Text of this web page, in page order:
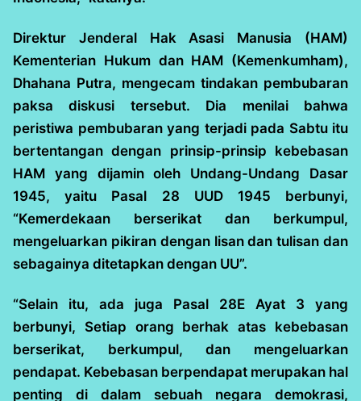
Direktur Jenderal Hak Asasi Manusia (HAM)
Kementerian Hukum dan HAM (Kemenkumham),
Dhahana Putra, mengecam tindakan pembubaran
paksa diskusi tersebut. Dia menilai bahwa
peristiwa pembubaran yang terjadi pada Sabtu itu
bertentangan dengan prinsip-prinsip kebebasan
HAM yang dijamin oleh Undang-Undang Dasar
1945, yaitu Pasal 28 UUD 1945 berbunyi,
“Kemerdekaan berserikat dan berkumpul,
mengeluarkan pikiran dengan lisan dan tulisan dan
sebagainya ditetapkan dengan UU”.
“Selain itu, ada juga Pasal 28E Ayat 3 yang
berbunyi, Setiap orang berhak atas kebebasan
berserikat, berkumpul, dan mengeluarkan
pendapat. Kebebasan berpendapat merupakan hal
penting di dalam sebuah negara demokrasi,